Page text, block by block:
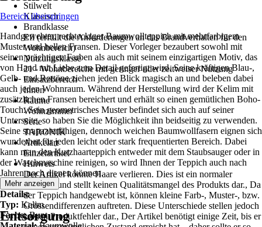
Stilwelt
Klassisch
Brandklasse
Efl (erfüllt die Anforderungen an das Brandverhalten für den
Wohnbereich)
Nutzungsklasse
21 - Wohnbereiche mit geringer oder zeitweiser Nutzung
Einsatzbereich
Innen
Räume
Wohnzimmer
Serie
TARONIK
Artikelart
Einzelartikel
Hinweis
Der Artikel könnte Haare verlieren. Dies ist ein normaler
Vorgang und stellt keinen Qualitätsmangel des Produkts dar., Da
der Teppich handgewebt ist, können kleine Farb-, Muster-, bzw.
Grössendifferenzen auftreten. Diese Unterschiede stellen jedoch
keinen Produktfehler dar., Der Artikel benötigt einige Zeit, bis er
Bereich überspringen
Handgewebter, rechteckiger Baumwollteppich mit mehrfarbigem
Muster und hellen Fransen. Dieser Vorleger bezaubert sowohl mit
seinen prächtigen Farben als auch mit seinem einzigartigen Motiv, das
von Hand mit Liebe zum Detail gefertigt wird. Seine kräftigen Blau-,
Gelb- und Rottöne ziehen jeden Blick magisch an und beleben dabei
auch jeden Wohnraum. Während der Herstellung wird der Kelim mit
zusätzlichen Fransen bereichert und erhält so einen gemütlichen Boho-
Touch. Sein geometrisches Muster befindet sich auch auf seiner
Unterseite, so haben Sie die Möglichkeit ihn beidseitig zu verwenden.
Seine strapazierfähigen, dennoch weichen Baumwollfasern eignen sich
wunderbar für jeden leicht oder stark frequentierten Bereich. Dabei
kann man den Kurzhaarteppich entweder mit dem Staubsauger oder in
der Waschmaschine reinigen, so wird Ihnen der Teppich auch nach
Jahren noch dienen können.
Details:
Typ: Kelim
Farbe:Bunt
Mehr anzeigen
Entsorgung